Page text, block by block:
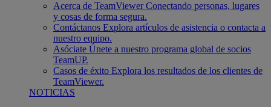
Acerca de TeamViewer Conectando personas, lugares
y cosas de forma segura.
Contáctanos Explora artículos de asistencia o contacta a
nuestro equipo.
Asóciate Únete a nuestro programa global de socios
TeamUP.
Casos de éxito Explora los resultados de los clientes de
TeamViewer.
NOTICIAS